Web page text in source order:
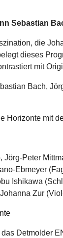
Sebastian
die
dieses
mit
Bach,
Horizonte mit
Jörg-Peter
Ebmeyer
Ishikawa
Zur
Detmolder